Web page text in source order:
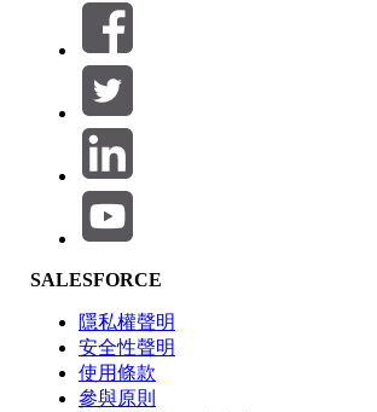
篩選條件： (0)
選取篩選
產品區域
功能影響
SALESFORCE
隱私權聲明
安全性聲明
使用條款
參與原則